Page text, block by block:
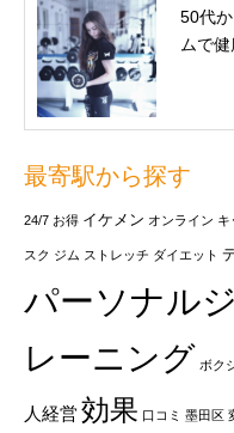
50代
ムで健
最寄駅から探す
24/7 お得 イケメン オンライン キ
スク ジム ストレッチ ダイエット
パーソナル
レーニング ボク
人経営効果 口コミ 墨田区